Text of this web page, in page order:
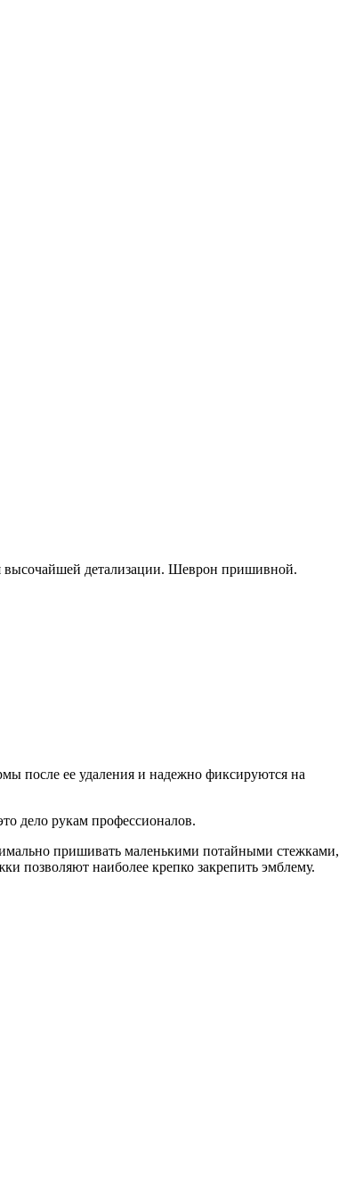
высочайшей детализации. Шеврон пришивной.
после ее удаления и надежно фиксируются на
дело рукам профессионалов.
пришивать маленькими потайными стежками,
позволяют наиболее крепко закрепить эмблему.